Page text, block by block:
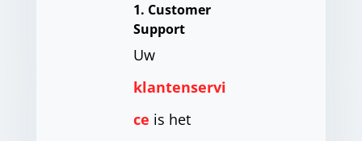
1. Customer
Support
Uw
klantenservi
ce is het